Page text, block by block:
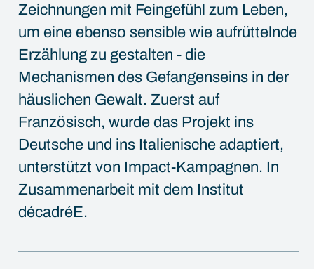
Zeichnungen mit Feingefühl zum Leben,
um eine ebenso sensible wie aufrüttelnde
Erzählung zu gestalten - die
Mechanismen des Gefangenseins in der
häuslichen Gewalt. Zuerst auf
Französisch, wurde das Projekt ins
Deutsche und ins Italienische adaptiert,
unterstützt von Impact-Kampagnen. In
Zusammenarbeit mit dem Institut
décadréE.